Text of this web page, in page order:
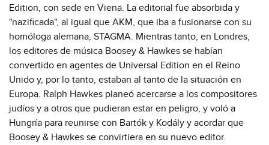
Edition, con sede en Viena. La editorial fue absorbida y
"nazificada", al igual que AKM, que iba a fusionarse con su
homóloga alemana, STAGMA. Mientras tanto, en Londres,
los editores de música Boosey & Hawkes se habían
convertido en agentes de Universal Edition en el Reino
Unido y, por lo tanto, estaban al tanto de la situación en
Europa. Ralph Hawkes planeó acercarse a los compositores
judíos y a otros que pudieran estar en peligro, y voló a
Hungría para reunirse con Bartók y Kodály y acordar que
Boosey & Hawkes se convirtiera en su nuevo editor.